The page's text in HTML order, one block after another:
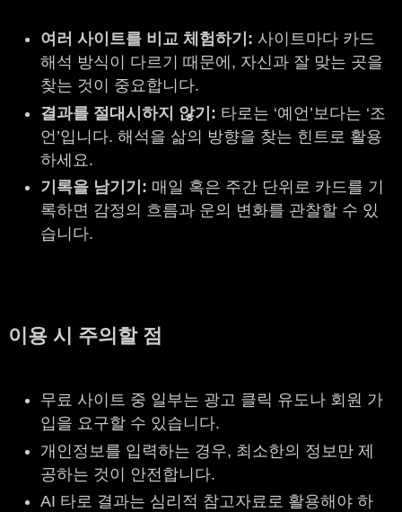
여러 사이트를 비교 체험하기: 사이트마다 카드
해석 방식이 다르기 때문에, 자신과 잘 맞는 곳을
찾는 것이 중요합니다.
결과를 절대시하지 않기: 타로는 ‘예언’보다는 ‘조
언’입니다. 해석을 삶의 방향을 찾는 힌트로 활용
하세요.
기록을 남기기: 매일 혹은 주간 단위로 카드를 기
록하면 감정의 흐름과 운의 변화를 관찰할 수 있
습니다.
이용 시 주의할 점
무료 사이트 중 일부는 광고 클릭 유도나 회원 가
입을 요구할 수 있습니다.
개인정보를 입력하는 경우, 최소한의 정보만 제
공하는 것이 안전합니다.
AI 타로 결과는 심리적 참고자료로 활용해야 하